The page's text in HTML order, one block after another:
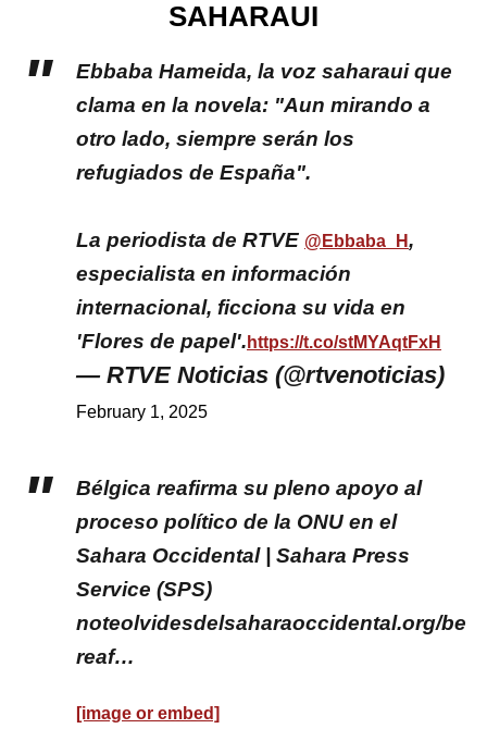
SAHARAUI
Ebbaba Hameida, la voz saharaui que
clama en la novela: "Aun mirando a
otro lado, siempre serán los
refugiados de España".
La periodista de RTVE @Ebbaba_H,
especialista en información
internacional, ficciona su vida en
'Flores de papel'. https://t.co/stMYAqtFxH
— RTVE Noticias (@rtvenoticias)
February 1, 2025
Bélgica reafirma su pleno apoyo al
proceso político de la ONU en el
Sahara Occidental | Sahara Press
Service (SPS)
noteolvidesdelsaharaoccidental.org/
reaf…
[image or embed]